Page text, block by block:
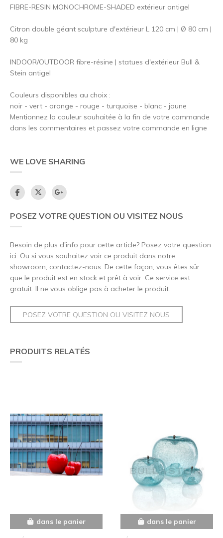
FIBRE-RESIN MONOCHROME-SHADED extérieur antigel
Citron double géant sculpture d'extérieur L 120 cm | Ø 80 cm |
80 kg
INDOOR/OUTDOOR fibre-résine | statues d'extérieur Bull &
Stein antigel
Couleurs disponibles au choix :
noir - vert - orange - rouge - turquoise - blanc - jaune
Mentionnez la couleur souhaitée à la fin de votre commande
dans les commentaires et passez votre commande en ligne
WE LOVE SHARING
POSEZ VOTRE QUESTION OU VISITEZ NOUS
Besoin de plus d'info pour cette article? Posez votre question
ici. Ou si vous souhaitez voir ce produit dans notre
showroom, contactez-nous. De cette façon, vous êtes sûr
que le produit est en stock et prêt à voir. Ce service est
gratuit. Il ne vous oblige pas à acheter le produit.
POSEZ VOTRE QUESTION OU VISITEZ NOUS
PRODUITS RELATÉS
dans le panier dans le panier